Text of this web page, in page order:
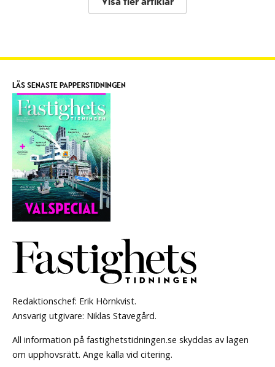
Redaktionschef: Erik Hörnkvist.
Ansvarig utgivare: Niklas Stavegård.
All information på fastighetstidningen.se skyddas av lagen
om upphovsrätt. Ange källa vid citering.
LÄS SENASTE PAPPERSTIDNINGEN